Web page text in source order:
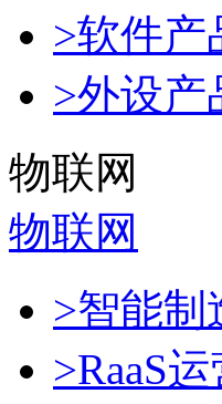
>软件产
>外设产
物联网
物联网
>智能制
>RaaS